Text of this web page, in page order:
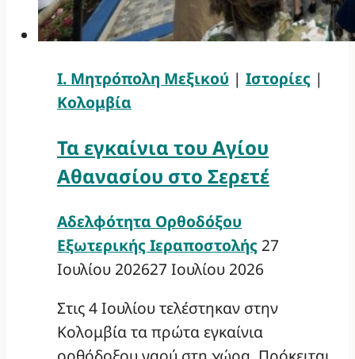
Ι. Μητρόπολη Μεξικού | Ιστορίες |
Κολομβία
Τα εγκαίνια του Αγίου
Αθανασίου στο Σερετέ
Αδελφότητα Ορθοδόξου
Εξωτερικής Ιεραποστολής 27
Ιουλίου 202627 Ιουλίου 2026
Στις 4 Ιουλίου τελέστηκαν στην
Κολομβία τα πρώτα εγκαίνια